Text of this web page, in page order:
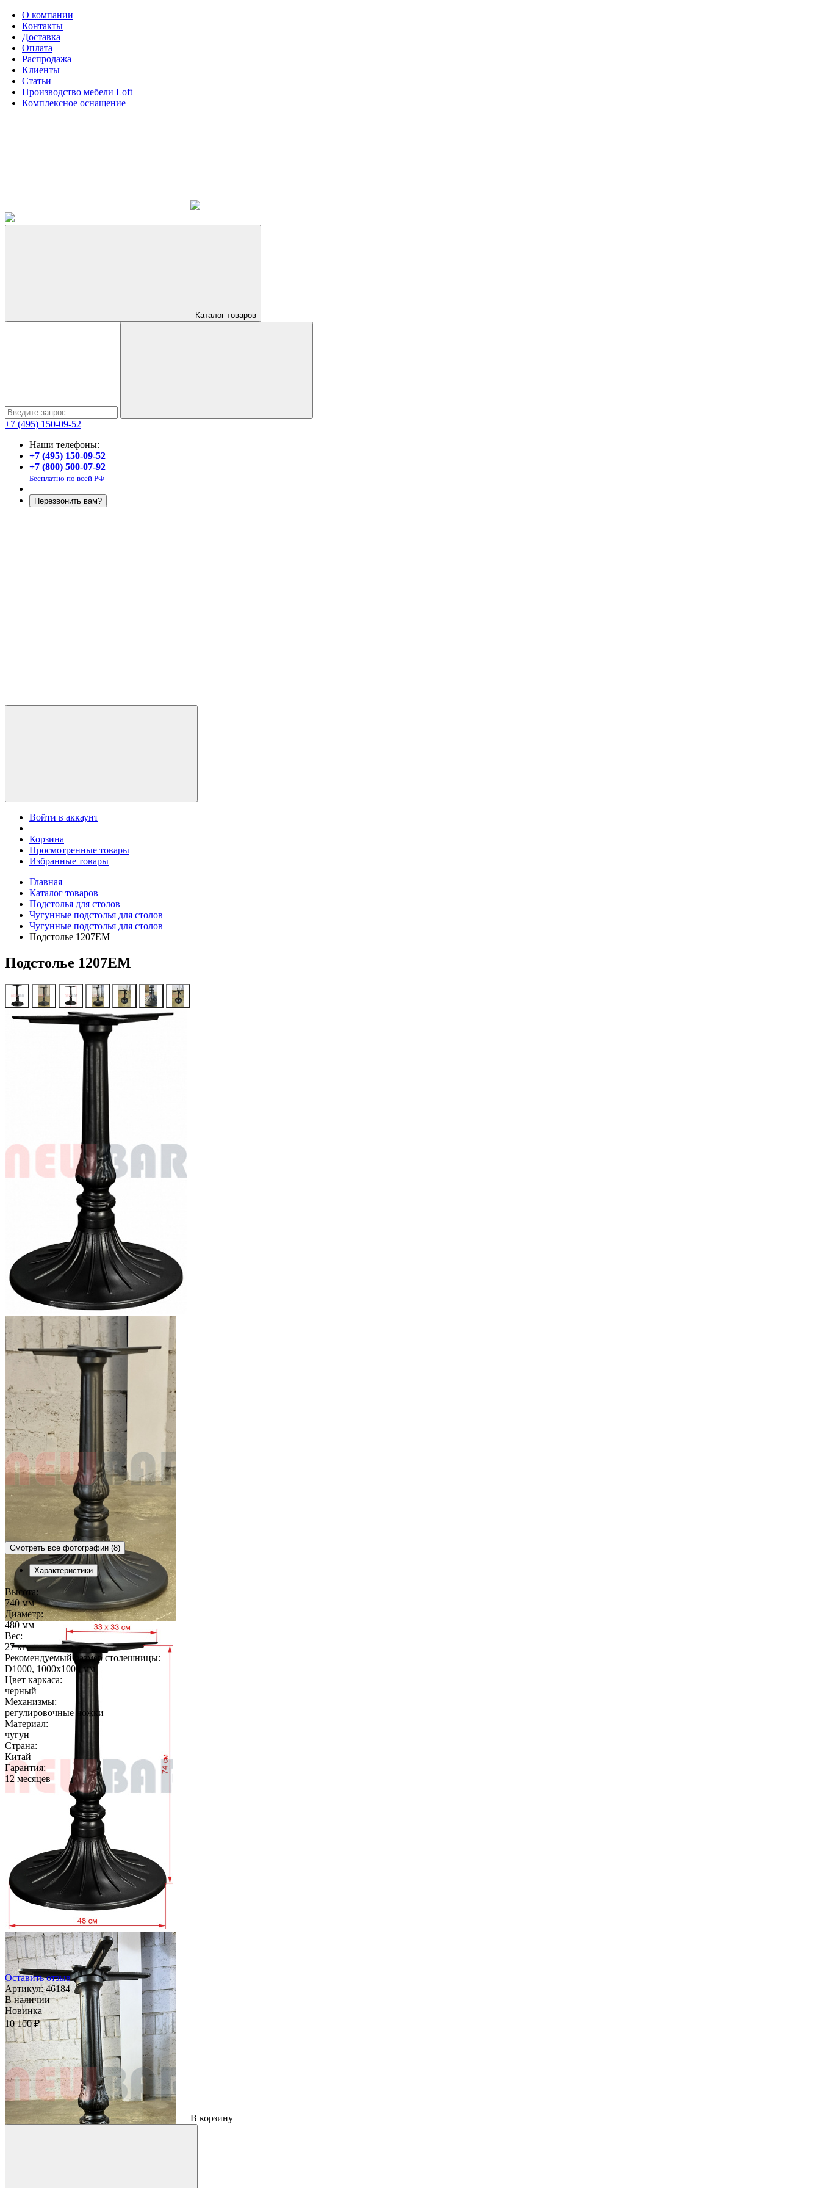
О компании
Контакты
Доставка
Оплата
Распродажа
Клиенты
Статьи
Производство мебели Loft
Комплексное оснащение
Каталог товаров
+7 (495) 150-09-52
Наши телефоны:
+7 (495) 150-09-52
+7 (800) 500-07-92
Бесплатно по всей РФ
Перезвонить вам?
Войти в аккаунт
Корзина
Просмотренные товары
Избранные товары
Главная
Каталог товаров
Подстолья для столов
Чугунные подстолья для столов
Чугунные подстолья для столов
Подстолье 1207EM
Подстолье 1207EM
Смотреть все фотографии (8)
Характеристики
Высота:
740 мм
Диаметр:
480 мм
Вес:
27 кг
Рекомендуемый размер столешницы:
D1000, 1000х1000 мм
Цвет каркаса:
черный
Механизмы:
регулировочные ножки
Материал:
чугун
Страна:
Китай
Гарантия:
12 месяцев
Оставить отзыв
Артикул:46184
В наличии
Новинка
10 100 ₽
В корзину